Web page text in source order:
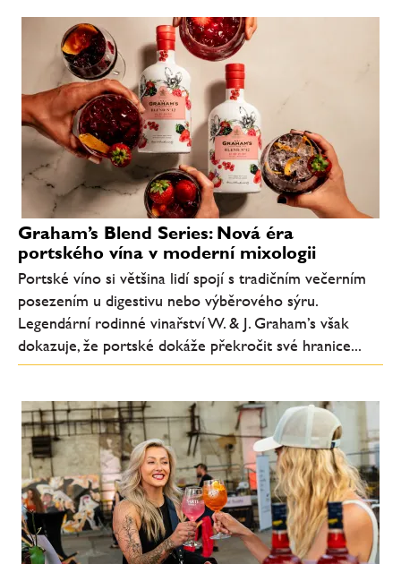
Graham’s Blend Series: Nová éra
portského vína v moderní mixologii
Portské víno si většina lidí spojí s tradičním večerním
posezením u digestivu nebo výběrového sýru.
Legendární rodinné vinařství W. & J. Graham’s však
dokazuje, že portské dokáže překročit své hranice...